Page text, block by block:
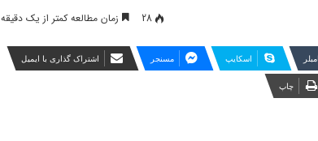
28 زمان مطالعه کمتر از یک دقیقه
اسکایپ مسنجر اشتراک گذاری با ایمیل
چاپ